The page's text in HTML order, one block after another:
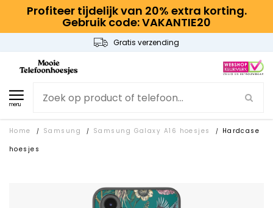
Profiteer tijdelijk van 20% extra korting.
Gebruik code: VAKANTIE20
Gratis verzending
menu
Home / Samsung / Samsung Galaxy A16 hoesjes /
Hardcase
hoesjes